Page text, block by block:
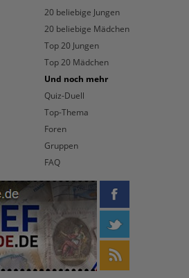
20 beliebige Jungen
20 beliebige Mädchen
Top 20 Jungen
Top 20 Mädchen
Und noch mehr
Quiz-Duell
Top-Thema
Foren
Gruppen
FAQ